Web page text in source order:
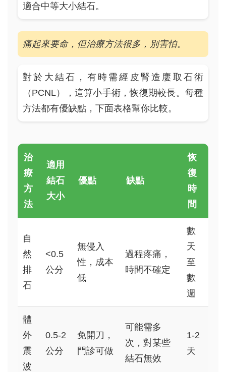
適合中等大小結石。
痛起來要命，但治療方法很多，別害怕。
對於大結石，有時需經皮腎造廔取石術
（PCNL），這算小手術，恢復期較長。每種
方法都有優缺點，下面表格幫你比較。
治
療
方
法
適用
結石
大小
優點 缺點
恢
復
時
間
自
然
排
石
<0.5
公分
無侵入
性，成本
低
過程疼痛，
時間不確定
數
天
至
數
週
體
外
震
波
0.5-2
公分
免開刀，
門診可做
可能需多
次，對某些
結石無效
1-2
天